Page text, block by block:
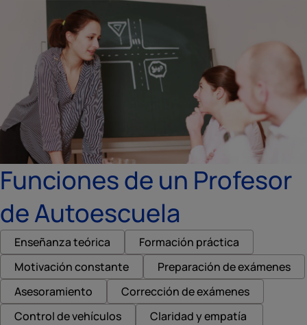
Funciones de un Profesor
de Autoescuela
Enseñanza teórica
Formación práctica
Motivación constante
Preparación de exámenes
Asesoramiento
Corrección de exámenes
Control de vehículos
Claridad y empatía